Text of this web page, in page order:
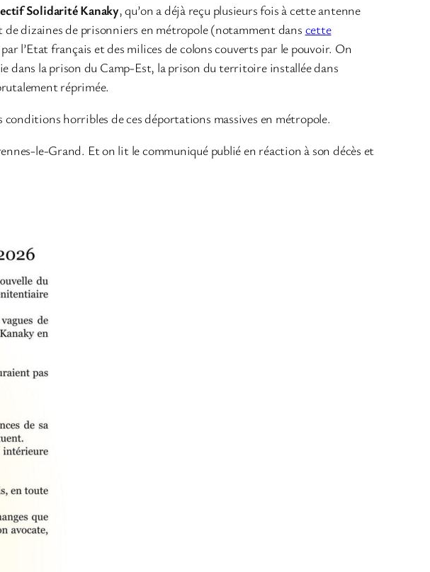
Solidarité Kanaky, qu’on a déjà reçu plusieurs fois à cette antenne
de dizaines de prisonniers en métropole (notamment dans cette
l’Etat français et des milices de colons couverts par le pouvoir. On
dans la prison du Camp-Est, la prison du territoire installée dans
réprimée.
horribles de ces déportations massives en métropole.
le-Grand. Et on lit le communiqué publié en réaction à son décès et